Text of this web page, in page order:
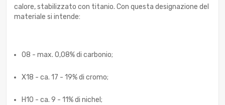
calore, stabilizzato con titanio. Con questa designazione del
materiale si intende:
08 - max. 0,08% di carbonio;
X18 - ca. 17 - 19% di cromo;
H10 - ca. 9 - 11% di nichel;